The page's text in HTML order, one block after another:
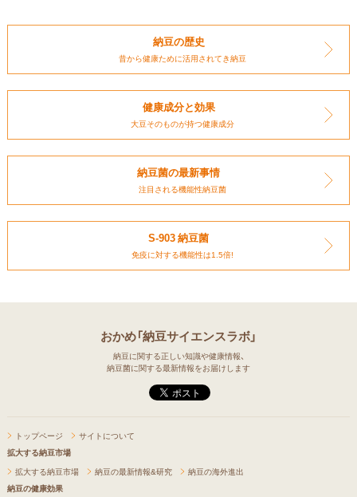
納豆の歴史
昔から健康ために活用されてき納豆
健康成分と効果
大豆そのものが持つ健康成分
納豆菌の最新事情
注目される機能性納豆菌
S-903 納豆菌
免疫に対する機能性は1.5倍!
おかめ「納豆サイエンスラボ」
納豆に関する正しい知識や健康情報、
納豆菌に関する最新情報をお届けします
トップページ
サイトについて
拡大する納豆市場
拡大する納豆市場
納豆の最新情報&研究
納豆の海外進出
納豆の健康効果